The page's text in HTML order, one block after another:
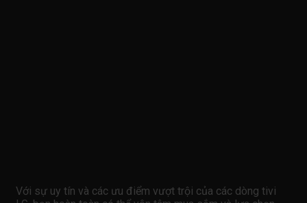
Với sự uy tín và các ưu điểm vượt trội của các dòng tivi